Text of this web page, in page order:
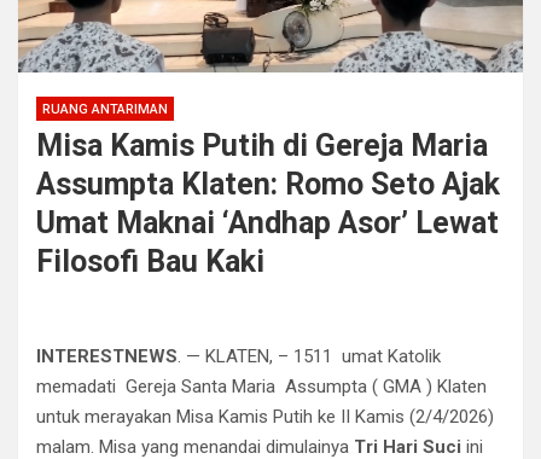
RUANG ANTARIMAN
Misa Kamis Putih di Gereja Maria
Assumpta Klaten: Romo Seto Ajak
Umat Maknai ‘Andhap Asor’ Lewat
Filosofi Bau Kaki
INTERESTNEWS. — ​KLATEN, – 1511 umat Katolik
memadati Gereja Santa Maria Assumpta ( GMA ) Klaten
untuk merayakan Misa Kamis Putih ke II Kamis (2/4/2026)
malam. Misa yang menandai dimulainya Tri Hari Suci ini